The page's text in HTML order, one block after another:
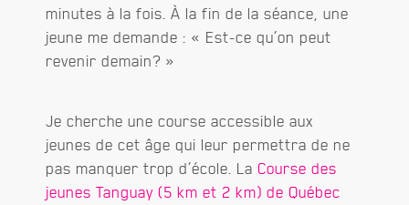
minutes à la fois. À la fin de la séance, une
jeune me demande : « Est-ce qu’on peut
revenir demain? »
Je cherche une course accessible aux
jeunes de cet âge qui leur permettra de ne
pas manquer trop d’école. La Course des
jeunes Tanguay (5 km et 2 km) de Québec